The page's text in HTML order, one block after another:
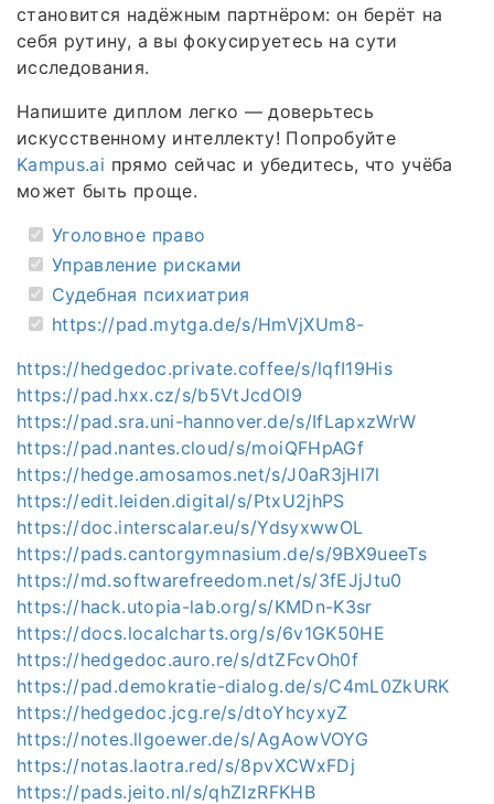
становится надёжным партнёром: он берёт на
себя рутину, а вы фокусируетесь на сути
исследования.
Напишите диплом легко — доверьтесь
искусственному интеллекту! Попробуйте
Kampus.ai прямо сейчас и убедитесь, что учёба
может быть проще.
Уголовное право
Управление рисками
Судебная психиатрия
https://pad.mytga.de/s/HmVjXUm8-
https://hedgedoc.private.coffee/s/lqfI19His
https://pad.hxx.cz/s/b5VtJcdOl9
https://pad.sra.uni-hannover.de/s/IfLapxzWrW
https://pad.nantes.cloud/s/moiQFHpAGf
https://hedge.amosamos.net/s/J0aR3jHl7l
https://edit.leiden.digital/s/PtxU2jhPS
https://doc.interscalar.eu/s/YdsyxwwOL
https://pads.cantorgymnasium.de/s/9BX9ueeTs
https://md.softwarefreedom.net/s/3fEJjJtu0
https://hack.utopia-lab.org/s/KMDn-K3sr
https://docs.localcharts.org/s/6v1GK50HE
https://hedgedoc.auro.re/s/dtZFcvOh0f
https://pad.demokratie-dialog.de/s/C4mL0ZkURK
https://hedgedoc.jcg.re/s/dtoYhcyxyZ
https://notes.llgoewer.de/s/AgAowVOYG
https://notas.laotra.red/s/8pvXCWxFDj
https://pads.jeito.nl/s/qhZIzRFKHB